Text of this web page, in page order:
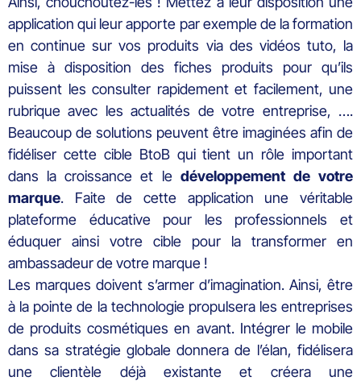
application qui leur apporte par exemple de la formation
en continue sur vos produits via des vidéos tuto, la
mise à disposition des fiches produits pour qu’ils
puissent les consulter rapidement et facilement, une
rubrique avec les actualités de votre entreprise, ….
Beaucoup de solutions peuvent être imaginées afin de
fidéliser cette cible BtoB qui tient un rôle important
dans la croissance et le développement de votre
marque. Faite de cette application une véritable
plateforme éducative pour les professionnels et
éduquer ainsi votre cible pour la transformer en
ambassadeur de votre marque !
Les marques doivent s’armer d’imagination. Ainsi, être
à la pointe de la technologie propulsera les entreprises
de produits cosmétiques en avant. Intégrer le mobile
dans sa stratégie globale donnera de l’élan, fidélisera
une clientèle déjà existante et créera une